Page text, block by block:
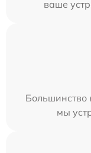
ваше
Большинство
мы